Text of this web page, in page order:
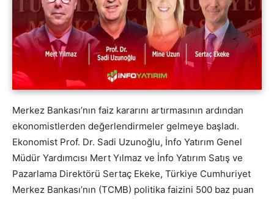
Merkez Bankası’nın faiz kararını artırmasının ardından
ekonomistlerden değerlendirmeler gelmeye başladı.
Ekonomist Prof. Dr. Sadi Uzunoğlu, İnfo Yatırım Genel
Müdür Yardımcısı Mert Yılmaz ve İnfo Yatırım Satış ve
Pazarlama Direktörü Sertaç Ekeke, Türkiye Cumhuriyet
Merkez Bankası’nın (TCMB) politika faizini 500 baz puan